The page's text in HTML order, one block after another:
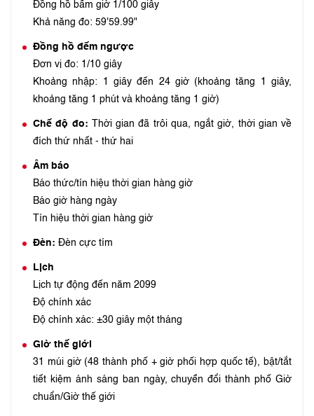
Đồng hồ bấm giờ 1/100 giây
Khả năng đo: 59'59.99"
Đồng hồ đếm ngược
Đơn vị đo: 1/10 giây
Khoảng nhập: 1 giây đến 24 giờ (khoảng tăng 1 giây,
khoảng tăng 1 phút và khoảng tăng 1 giờ)
Chế độ đo: Thời gian đã trôi qua, ngắt giờ, thời gian về
đích thứ nhất - thứ hai
Âm báo
Báo thức/tín hiệu thời gian hàng giờ
Báo giờ hàng ngày
Tín hiệu thời gian hàng giờ
Đèn: Đèn cực tím
Lịch
Lịch tự động đến năm 2099
Độ chính xác
Độ chính xác: ±30 giây một tháng
Giờ thế giới
31 múi giờ (48 thành phố + giờ phối hợp quốc tế), bật/tắt
tiết kiệm ánh sáng ban ngày, chuyển đổi thành phố Giờ
chuẩn/Giờ thế giới